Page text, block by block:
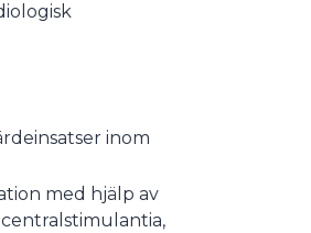
inom
med hjälp av
centralstimulantia,